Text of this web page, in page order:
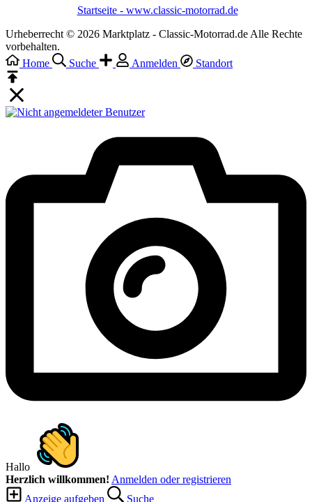
Startseite - www.classic-motorrad.de
Urheberrecht © 2026 Marktplatz - Classic-Motorrad.de Alle Rechte
vorbehalten.
Home
Suche Anmelden Standort
Hallo
Herzlich willkommen! Anmelden oder registrieren
Anzeige aufgeben
Suche